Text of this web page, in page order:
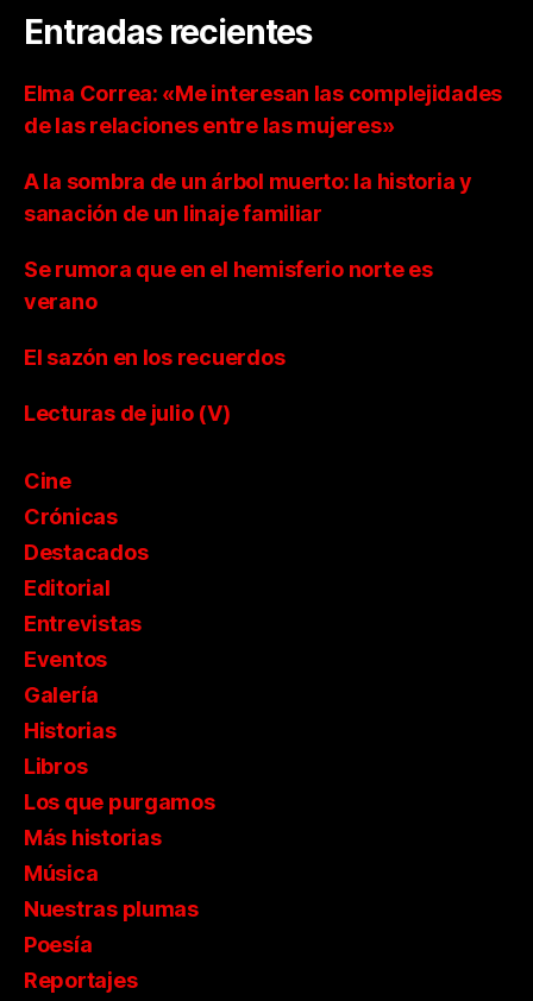
Entradas recientes
Elma Correa: «Me interesan las complejidades
de las relaciones entre las mujeres»
A la sombra de un árbol muerto: la historia y
sanación de un linaje familiar
Se rumora que en el hemisferio norte es
verano
El sazón en los recuerdos
Lecturas de julio (V)
Cine
Crónicas
Destacados
Editorial
Entrevistas
Eventos
Galería
Historias
Libros
Los que purgamos
Más historias
Música
Nuestras plumas
Poesía
Reportajes